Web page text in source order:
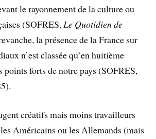
le rayonnement de la culture ou
(SOFRES, Le Quotidien de
la présence de la France sur
n’est classée qu’en huitième
forts de notre pays (SOFRES,
créatifs mais moins travailleurs
Américains ou les Allemands (mais